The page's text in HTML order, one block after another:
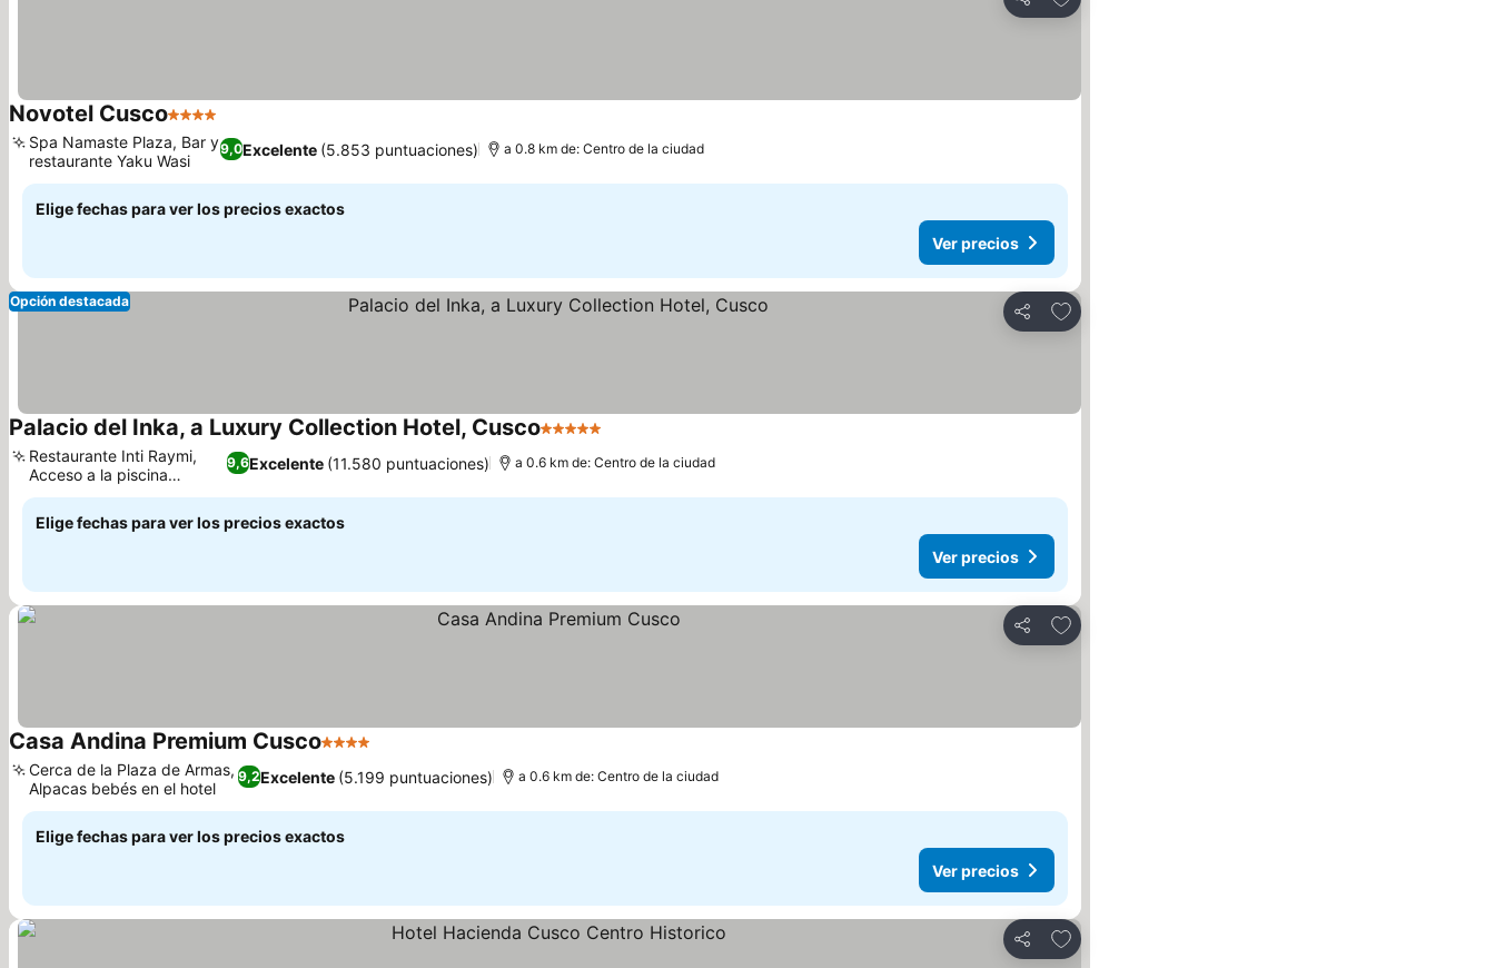
Compartir
Novotel Cusco4 Estrellas
9,0Excelente (5.853 puntuaciones)
Spa Namaste Plaza, Bar y
restaurante Yaku Wasi
a 0.8 km de: Centro de la ciudad
Elige fechas para ver los precios exactos
Ver precios
Compartir
Agregar a favoritos
Opción destacada
Palacio del Inka, a Luxury Collection Hotel, Cusco5 Estrellas
9,6Excelente (11.580 puntuaciones)
Restaurante Inti Raymi,
Acceso a la piscina
cubierta
a 0.6 km de: Centro de la ciudad
Elige fechas para ver los precios exactos
Ver precios
Compartir
Agregar a favoritos
Casa Andina Premium Cusco4 Estrellas
9,2Excelente (5.199 puntuaciones)
Cerca de la Plaza de Armas,
Alpacas bebés en el hotel
a 0.6 km de: Centro de la ciudad
Elige fechas para ver los precios exactos
Ver precios
Compartir
Agregar a favoritos